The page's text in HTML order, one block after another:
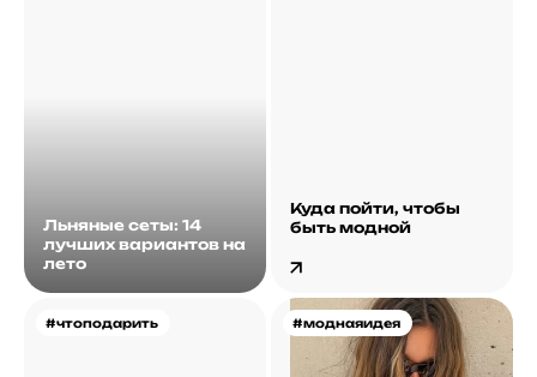
Льняные сеты: 14
лучших вариантов на
лето
Куда пойти, чтобы
быть модной
#чтоподарить #моднаяидея